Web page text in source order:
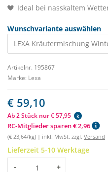
Ideal bei nasskaltem
Wunschvariante auswählen
LEXA Kräutermischung
Artikelnr. 195867
Marke: Lexa
€ 59,10
Ab 2 Stück nur € 57,95 k
RC-Mitglieder sparen € 2,96
(€ 23,64/kg) | inkl. MwSt. zzgl. Versand
Lieferzeit 5-10 Werktage
Menge
- +